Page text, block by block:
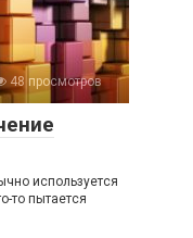
48 просмотров
используется
то пытается